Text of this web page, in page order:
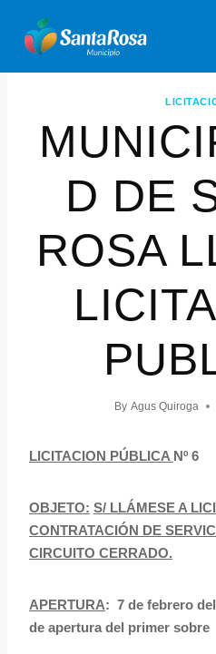
D DE
ROSA
By Agus Quiroga
LICITACION PÚBLICA Nº 6
OBJETO: S/ LLÁMESE A
CONTRATACIÓN DE
CIRCUITO CERRADO.
APERTURA: 7 de febrero
de apertura del primer sobre